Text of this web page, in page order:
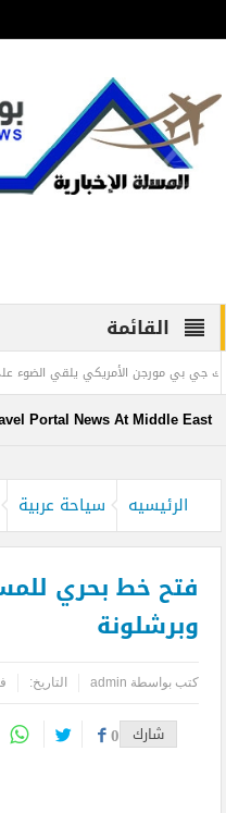
القائمة
الأمريكي يلقي الضوء على
Portal News At Middle East
الرئيسيه سياحة عربية
فتح خط بحري
وبرشلونة
كتب بواسطة admin التاريخ:
شارك 0